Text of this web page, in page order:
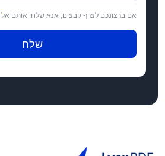
אם ברצונכם לצרף קבצים, אנא שלחו אותם אל
שלח